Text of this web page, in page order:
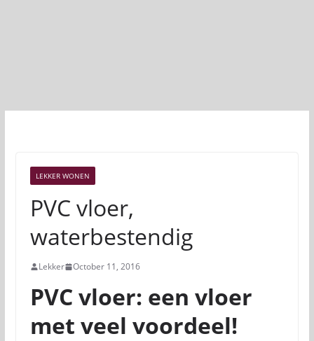
LEKKER WONEN
PVC vloer,
waterbestendig
Lekker October 11, 2016
PVC vloer: een vloer
met veel voordeel!